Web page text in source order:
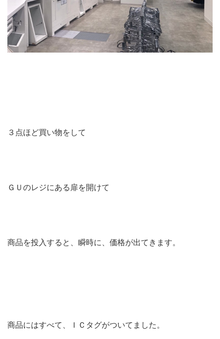
３点ほど買い物をして
ＧＵのレジにある扉を開けて
商品を投入すると、瞬時に、価格が出てきます。
商品にはすべて、ＩＣタグがついてました。